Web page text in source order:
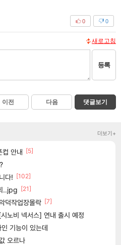
0
0
새로고침
등록
이전 다음 댓글보기
더보기+
안내 [5]
다! [102]
..jpg [21]
덕작업장몰락 [7]
노비 넥서스] 연내 출시 예정
기능이 있는데
오르나